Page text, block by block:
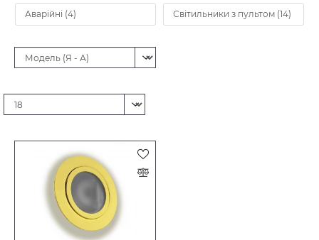
Аварійні (4) Світильники з пультом (14)
ФОРМА СВІТИЛЬНИКА
СПОСІБ МОНТАЖУ
ДІАМЕТР (ШИРИНА), ММ
МОДЕЛЬ СВІТИЛЬНИКА
ЗАСТОСУВАННЯ
СТУПІНЬ ПИЛЕВОЛОГОЗАХИСТУ